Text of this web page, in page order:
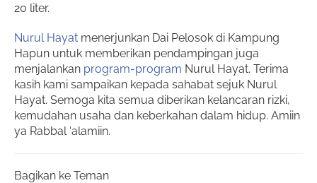
20 liter.
Nurul Hayat menerjunkan Dai Pelosok di Kampung
Hapun untuk memberikan pendampingan juga
menjalankan program-program Nurul Hayat. Terima
kasih kami sampaikan kepada sahabat sejuk Nurul
Hayat. Semoga kita semua diberikan kelancaran rizki,
kemudahan usaha dan keberkahan dalam hidup. Amiin
ya Rabbal ‘alamiin.
Bagikan ke Teman